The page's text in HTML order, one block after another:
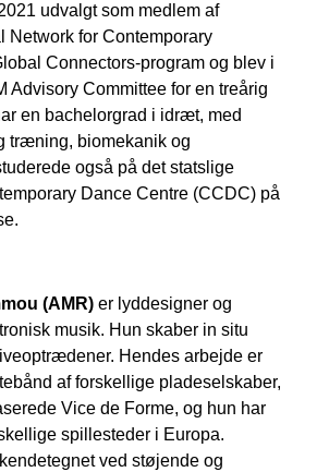
udvalgt som medlem af
Network for Contemporary
Connectors-program og blev i
Advisory Committee for en treårig
en bachelorgrad i idræt, med
træning, biomekanik og
også på det statslige
Dance Centre (CCDC) på
(AMR) er lyddesigner og
musik. Hun skaber in situ
Hendes arbejde er
af forskellige pladeselskaber,
Vice de Forme, og hun har
spillesteder i Europa.
ved støjende og